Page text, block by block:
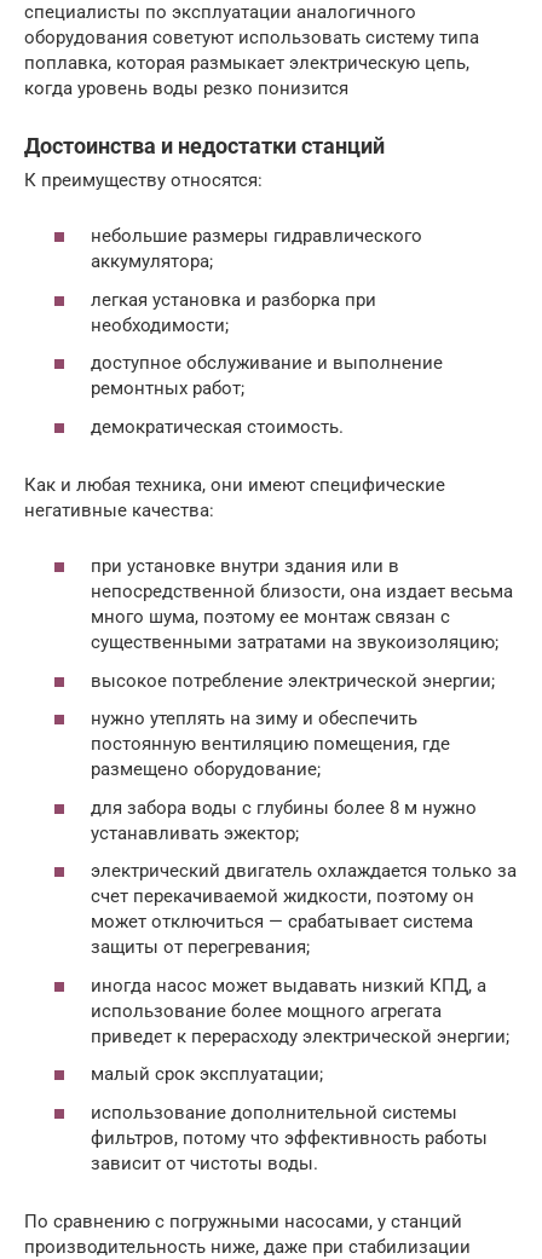
специалисты по эксплуатации аналогичного
оборудования советуют использовать систему типа
поплавка, которая размыкает электрическую цепь,
когда уровень воды резко понизится
Достоинства и недостатки станций
К преимуществу относятся:
небольшие размеры гидравлического
аккумулятора;
легкая установка и разборка при
необходимости;
доступное обслуживание и выполнение
ремонтных работ;
демократическая стоимость.
Как и любая техника, они имеют специфические
негативные качества:
при установке внутри здания или в
непосредственной близости, она издает весьма
много шума, поэтому ее монтаж связан с
существенными затратами на звукоизоляцию;
высокое потребление электрической энергии;
нужно утеплять на зиму и обеспечить
постоянную вентиляцию помещения, где
размещено оборудование;
для забора воды с глубины более 8 м нужно
устанавливать эжектор;
электрический двигатель охлаждается только за
счет перекачиваемой жидкости, поэтому он
может отключиться — срабатывает система
защиты от перегревания;
иногда насос может выдавать низкий КПД, а
использование более мощного агрегата
приведет к перерасходу электрической энергии;
малый срок эксплуатации;
использование дополнительной системы
фильтров, потому что эффективность работы
зависит от чистоты воды.
По сравнению с погружными насосами, у станций
производительность ниже, даже при стабилизации